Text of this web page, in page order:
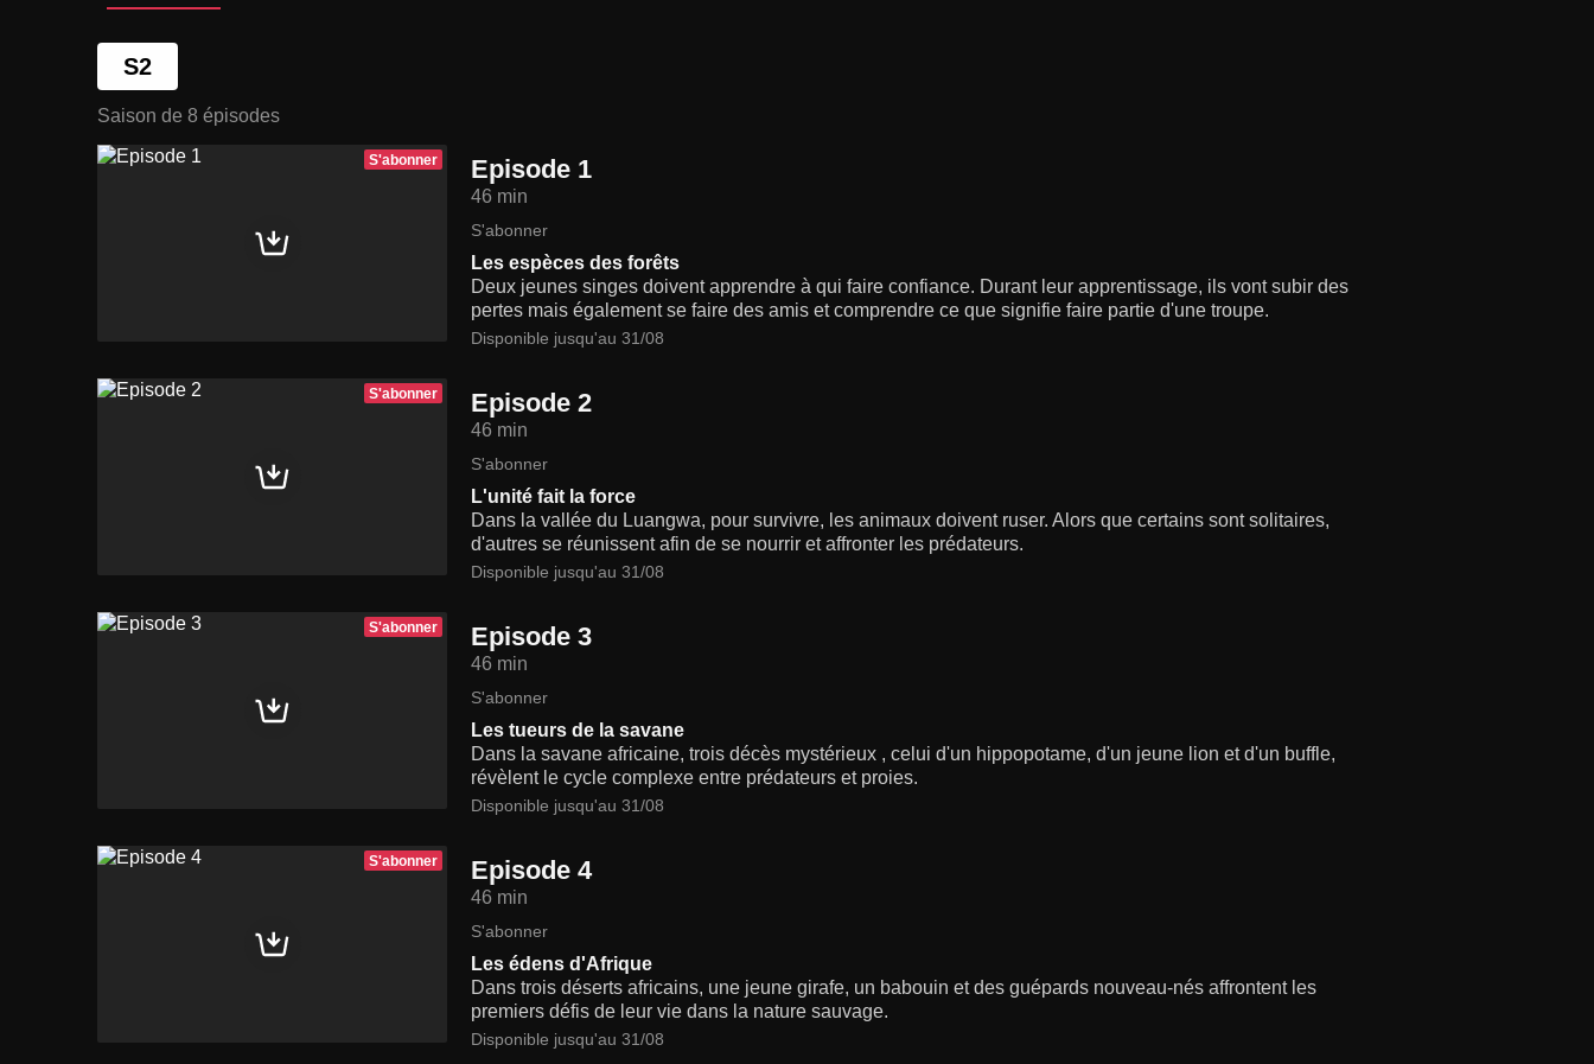
S2
Saison de 8 épisodes
S'abonner Episode 1
46 min
S'abonner
Les espèces des forêts
Deux jeunes singes doivent apprendre à qui faire confiance. Durant leur apprentissage, ils vont subir des
pertes mais également se faire des amis et comprendre ce que signifie faire partie d'une troupe.
Disponible jusqu'au 31/08
S'abonner Episode 2
46 min
S'abonner
L'unité fait la force
Dans la vallée du Luangwa, pour survivre, les animaux doivent ruser. Alors que certains sont solitaires,
d'autres se réunissent afin de se nourrir et affronter les prédateurs.
Disponible jusqu'au 31/08
S'abonner Episode 3
46 min
S'abonner
Les tueurs de la savane
Dans la savane africaine, trois décès mystérieux , celui d'un hippopotame, d'un jeune lion et d'un buffle,
révèlent le cycle complexe entre prédateurs et proies.
Disponible jusqu'au 31/08
S'abonner Episode 4
46 min
S'abonner
Les édens d'Afrique
Dans trois déserts africains, une jeune girafe, un babouin et des guépards nouveau-nés affrontent les
premiers défis de leur vie dans la nature sauvage.
Disponible jusqu'au 31/08